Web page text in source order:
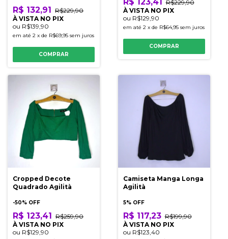
R$ 132,91
R$229,90
À VISTA NO PIX
ou R$139,90
em até 2 x de R$69,95 sem juros
COMPRAR
R$229,90
À VISTA NO PIX
ou R$129,90
em até 2 x de R$64,95 sem juros
COMPRAR
Cropped Decote
Quadrado Agilità
-50% OFF
R$ 123,41 R$259,90
À VISTA NO PIX
ou R$129,90
Camiseta Manga Longa
Agilità
5% OFF
R$ 117,23 R$199,90
À VISTA NO PIX
ou R$123,40